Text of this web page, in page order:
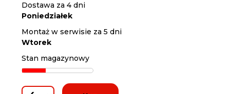
Dostawa za 4 dni
Poniedziałek
Montaż w serwisie za 5 dni
Wtorek
Stan magazynowy